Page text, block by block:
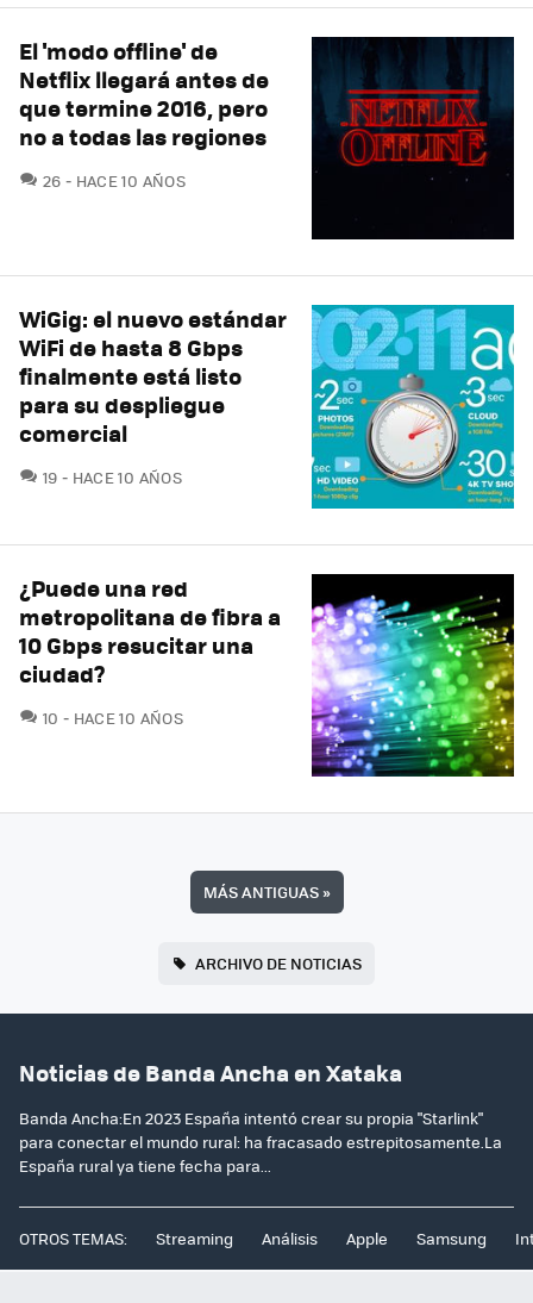
El 'modo offline' de
Netflix llegará antes de
que termine 2016, pero
no a todas las regiones
26 COMENTARIOS
HACE 10 AÑOS
WiGig: el nuevo estándar
WiFi de hasta 8 Gbps
finalmente está listo
para su despliegue
comercial
19 COMENTARIOS
HACE 10 AÑOS
¿Puede una red
metropolitana de fibra a
10 Gbps resucitar una
ciudad?
10 COMENTARIOS
HACE 10 AÑOS
MÁS ANTIGUAS»
ARCHIVO DE NOTICIAS
Noticias de Banda Ancha en Xataka
Banda Ancha:En 2023 España intentó crear su propia "Starlink"
para conectar el mundo rural: ha fracasado estrepitosamente.La
España rural ya tiene fecha para...
OTROS TEMAS: Streaming Análisis Apple Samsung